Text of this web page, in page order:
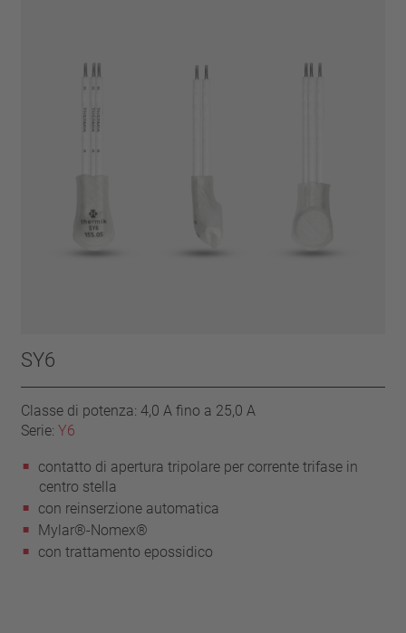
SY6
Classe di potenza: 4,0 A fino a 25,0 A
Serie:Y6
contatto di apertura tripolare per corrente trifase in
centro stella
con reinserzione automatica
Mylar®-Nomex®
con trattamento epossidico